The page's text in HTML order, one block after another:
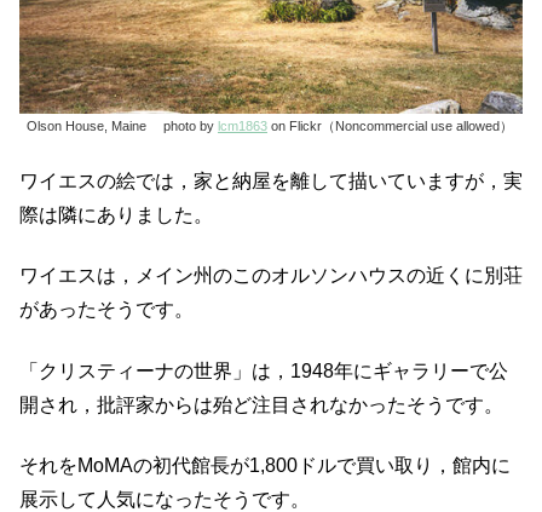
Olson House, Maine photo by lcm1863 on Flickr（Noncommercial use allowed）
ワイエスの絵では，家と納屋を離して描いていますが，実
際は隣にありました。
ワイエスは，メイン州のこのオルソンハウスの近くに別荘
があったそうです。
「クリスティーナの世界」は，1948年にギャラリーで公
開され，批評家からは殆ど注目されなかったそうです。
それをMoMAの初代館長が1,800ドルで買い取り，館内に
展示して人気になったそうです。